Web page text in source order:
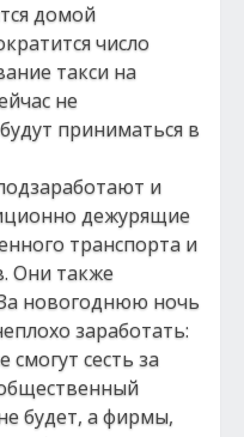
домой
число
такси на
не
приниматься в
и
дежурящие
транспорта и
Они также
новогоднюю ночь
заработать:
сесть за
будет, а фирмы,